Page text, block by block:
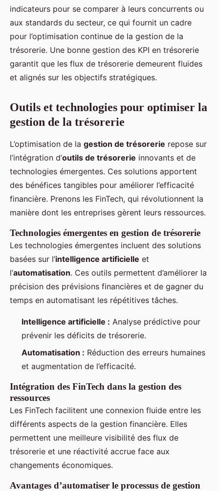
indicateurs pour se comparer à leurs concurrents ou
aux standards du secteur, ce qui fournit un cadre
pour l’optimisation continue de la gestion de la
trésorerie. Une bonne gestion des KPI en trésorerie
garantit que les flux de trésorerie demeurent fluides
et alignés sur les objectifs stratégiques.
Outils et technologies pour optimiser la
gestion de la trésorerie
L’optimisation de la gestion de trésorerie repose sur
l’intégration d’outils de trésorerie innovants et de
technologies émergentes. Ces solutions apportent
des bénéfices tangibles pour améliorer l’efficacité
financière. Prenons les FinTech, qui révolutionnent la
manière dont les entreprises gèrent leurs ressources.
Technologies émergentes en gestion de trésorerie
Les technologies émergentes incluent des solutions
basées sur l’intelligence artificielle et
l’automatisation. Ces outils permettent d’améliorer la
précision des prévisions financières et de gagner du
temps en automatisant les répétitives tâches.
Intelligence artificielle : Analyse prédictive pour
prévenir les déficits de trésorerie.
Automatisation : Réduction des erreurs humaines
et augmentation de l’efficacité.
Intégration des FinTech dans la gestion des
ressources
Les FinTech facilitent une connexion fluide entre les
différents aspects de la gestion financière. Elles
permettent une meilleure visibilité des flux de
trésorerie et une réactivité accrue face aux
changements économiques.
Avantages d’automatiser le processus de gestion